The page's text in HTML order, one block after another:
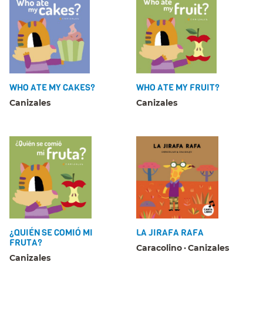
WHO ATE MY CAKES?
Canizales
WHO ATE MY FRUIT?
Canizales
¿QUIÉN SE COMIÓ MI
FRUTA?
Canizales
LA JIRAFA RAFA
Caracolino Canizales